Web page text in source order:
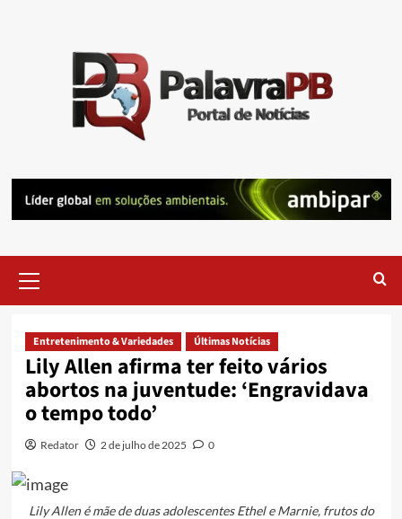
Menu
Entretenimento & Variedades Últimas Notícias
Lily Allen afirma ter feito vários
abortos na juventude: ‘Engravidava
o tempo todo’
Redator 2 de julho de 2025 0
Lily Allen é mãe de duas adolescentes Ethel e Marnie, frutos do